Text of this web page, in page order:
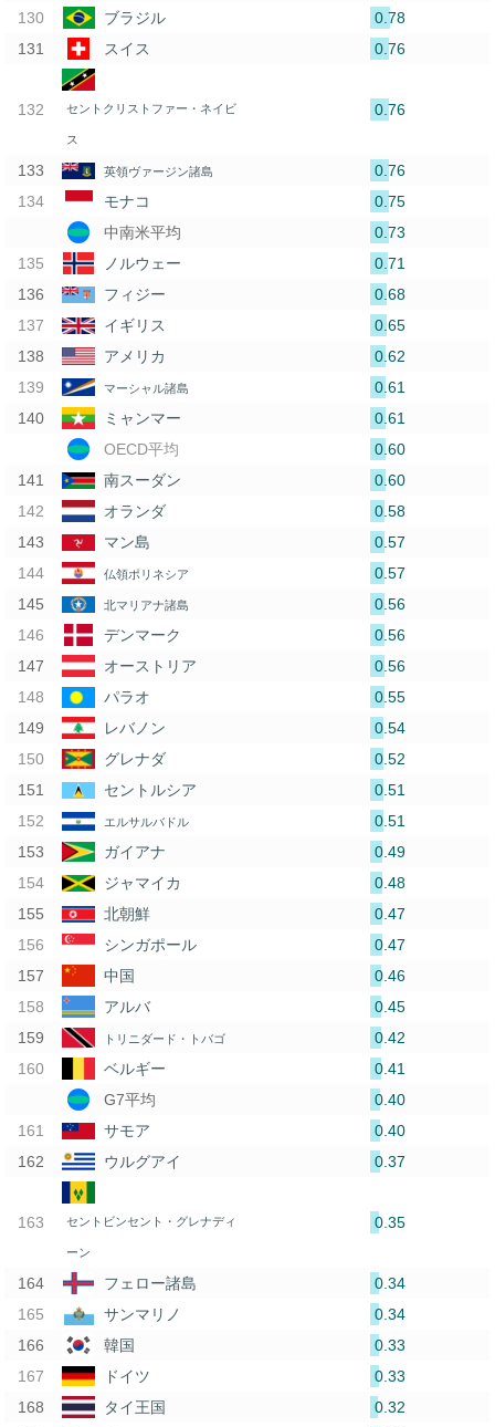
ブラジル
0.78
スイス
0.76
セントクリストファー・ネイビ
ス
0.76
英領ヴァージン諸島
0.76
モナコ
0.75
中南米平均
0.73
ノルウェー
0.71
フィジー
0.68
イギリス
0.65
アメリカ
0.62
マーシャル諸島
0.61
ミャンマー
0.61
OECD平均
0.60
南スーダン
0.60
オランダ
0.58
マン島
0.57
仏領ポリネシア 0.57
北マリアナ諸島
0.56
デンマーク
0.56
オーストリア
0.56
パラオ
0.55
レバノン
0.54
グレナダ
0.52
セントルシア
0.51
エルサルバドル
0.51
ガイアナ
0.49
ジャマイカ
0.48
北朝鮮
0.47
シンガポール
0.47
中国
0.46
アルバ
0.45
トリニダード・トバゴ
0.42
ベルギー
0.41
G7平均
0.40
サモア
0.40
ウルグアイ
0.37
セントビンセント・グレナディ
ーン
0.35
フェロー諸島
0.34
サンマリノ
0.34
韓国
0.33
ドイツ
0.33
タイ王国
0.32